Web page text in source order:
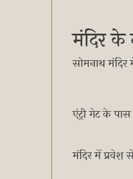
मंदिर
सोमनाथ
एंट्री गेट के
मंदिर में प्रवेश